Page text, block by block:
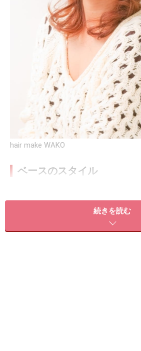
hair make WAKO
ベースのスタイル
長め前髪のミディアムレイヤースタイル
続きを読む